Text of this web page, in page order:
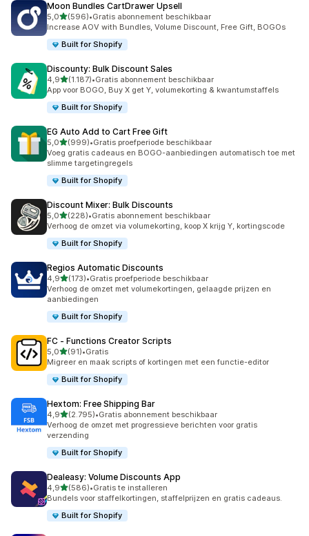
Moon Bundles CartDrawer Upsell
5,0van 5 sterren
(596)
596 recensies in totaal
•Gratis abonnement beschikbaar
Increase AOV with Bundles, Volume Discount, Free Gift, BOGOs
Built for Shopify
Discounty: Bulk Discount Sales
4,9van 5 sterren
(1.187)
1187 recensies in totaal
•Gratis abonnement beschikbaar
App voor BOGO, Buy X get Y, volumekorting & kwantumstaffels
Built for Shopify
EG Auto Add to Cart Free Gift
5,0van 5 sterren
(999)
999 recensies in totaal
•Gratis proefperiode beschikbaar
Voeg gratis cadeaus en BOGO-aanbiedingen automatisch toe met
slimme targetingregels
Built for Shopify
Discount Mixer: Bulk Discounts
5,0van 5 sterren
(228)
228 recensies in totaal
•Gratis abonnement beschikbaar
Verhoog de omzet via volumekorting, koop X krijg Y, kortingscode
Built for Shopify
Regios Automatic Discounts
4,9van 5 sterren
(173)
173 recensies in totaal
•Gratis proefperiode beschikbaar
Verhoog de omzet met volumekortingen, gelaagde prijzen en
aanbiedingen
Built for Shopify
FC ‑ Functions Creator Scripts
5,0van 5 sterren
(91)
91 recensies in totaal
•Gratis
Migreer en maak scripts of kortingen met een functie-editor
Built for Shopify
Hextom: Free Shipping Bar
4,9van 5 sterren
(2.795)
2795 recensies in totaal
•Gratis abonnement beschikbaar
Verhoog de omzet met progressieve berichten voor gratis
verzending
Built for Shopify
Dealeasy: Volume Discounts App
4,9van 5 sterren
(586)
586 recensies in totaal
•Gratis te installeren
Bundels voor staffelkortingen, staffelprijzen en gratis cadeaus.
Built for Shopify